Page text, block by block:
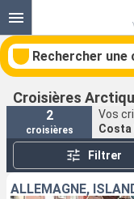
Rechercher une
Nos destinations
Mois de départ
Croisières
2
croisières
Vos
Costa
Filtrer
ALLEMAGNE,